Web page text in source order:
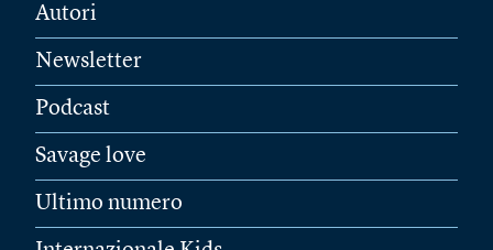
Autori
Newsletter
Podcast
Savage love
Ultimo numero